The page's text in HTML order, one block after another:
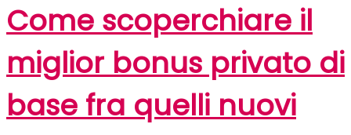
Come scoperchiare il
miglior bonus privato di
base fra quelli nuovi